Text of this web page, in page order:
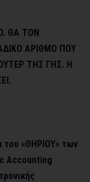
ΘA TON
APIΘMO ΠOY
THΣ ΓHΣ. H
του «ΘΗΡΙΟΥ» των
Accounting